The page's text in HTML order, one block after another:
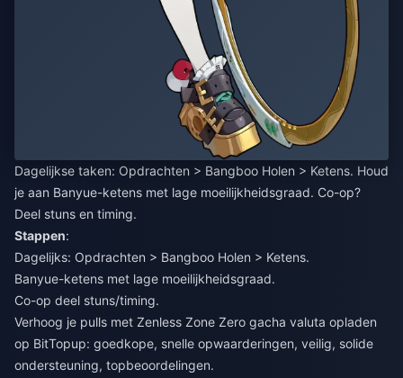
Dagelijkse taken: Opdrachten > Bangboo Holen > Ketens. Houd
je aan Banyue-ketens met lage moeilijkheidsgraad. Co-op?
Deel stuns en timing.
Stappen:
Dagelijks: Opdrachten > Bangboo Holen > Ketens.
Banyue-ketens met lage moeilijkheidsgraad.
Co-op deel stuns/timing.
Verhoog je pulls met Zenless Zone Zero gacha valuta opladen
op BitTopup: goedkope, snelle opwaarderingen, veilig, solide
ondersteuning, topbeoordelingen.